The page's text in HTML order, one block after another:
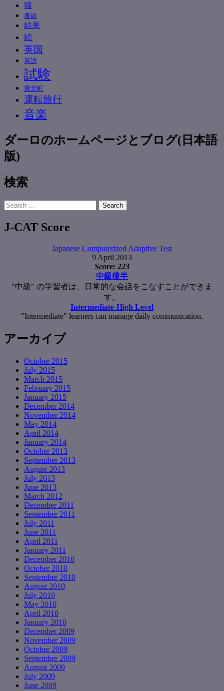
猫
番組
結果
絵
英国
英語
試験
豊北町
運転旅行
音楽
ダーロのホームページとブログ(日本語
版)
検索
Search
for:
J-CAT Score
Japanese Computerized Adaptive Test
9 April 2013
Score: 223
中級後半
"中級" の学習者は、日常的な会話をこなすことができま
す。
Intermediate-High Level
"Intermediate" learners can manage daily communication.
アーカイブ
October 2015
July 2015
March 2015
February 2015
January 2015
December 2014
November 2014
May 2014
April 2014
January 2014
October 2013
September 2013
August 2013
July 2013
June 2013
March 2012
December 2011
September 2011
July 2011
June 2011
April 2011
January 2011
December 2010
October 2010
September 2010
August 2010
July 2010
May 2010
April 2010
January 2010
December 2009
November 2009
October 2009
September 2009
August 2009
July 2009
June 2009